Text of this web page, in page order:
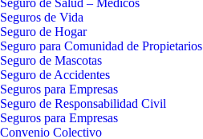
Seguro de Salud – Médicos
Seguros de Vida
Seguro de Hogar
Seguro para Comunidad de Propietarios
Seguro de Mascotas
Seguro de Accidentes
Seguros para Empresas
Seguro de Responsabilidad Civil
Seguros para Empresas
Convenio Colectivo